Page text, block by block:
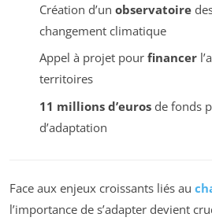
Création d’un observatoire
changement climatique
Appel à projet pour financer
territoires
11 millions d’eurosde fonds
d’adaptation
Face aux enjeux croissants liés au
l’importance de s’adapter devient